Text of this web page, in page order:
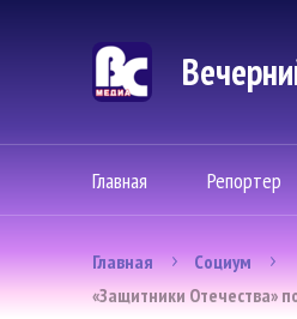
Главная Репортер
Главная
Социум
«Защитники Отечества»